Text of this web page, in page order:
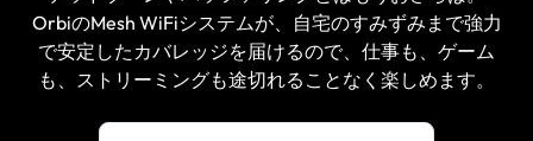
OrbiのMesh WiFiシステムが、自宅のすみずみまで強力
で安定したカバレッジを届けるので、仕事も、ゲーム
も、ストリーミングも途切れることなく楽しめます。